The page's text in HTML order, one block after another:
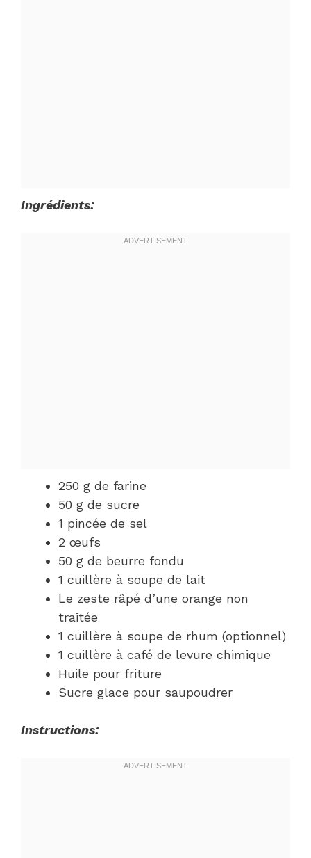
Ingrédients:
250 g de farine
50 g de sucre
1 pincée de sel
2 œufs
50 g de beurre fondu
1 cuillère à soupe de lait
Le zeste râpé d’une orange non
traitée
1 cuillère à soupe de rhum (optionnel)
1 cuillère à café de levure chimique
Huile pour friture
Sucre glace pour saupoudrer
Instructions: